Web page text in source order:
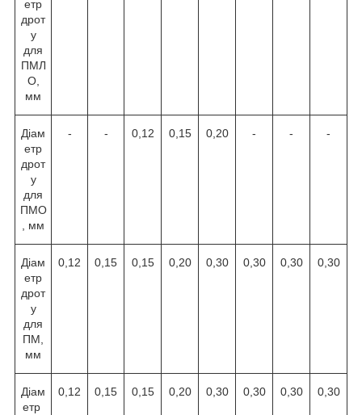
етр
дрот
у
для
ПМЛ
О,
мм
Діам
етр
дрот
у
для
ПМО
, мм
- - 0,12 0,15 0,20 - - -
Діам
етр
дрот
у
для
ПМ,
мм
0,12 0,15 0,15 0,20 0,30 0,30 0,30 0,30
Діам
етр
0,12 0,15 0,15 0,20 0,30 0,30 0,30 0,30